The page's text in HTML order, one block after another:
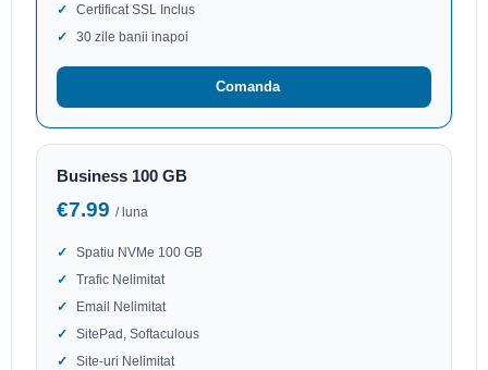
Certificat SSL Inclus
30 zile banii inapoi
Comanda
Business 100 GB
€7.99 / luna
Spatiu NVMe 100 GB
Trafic Nelimitat
Email Nelimitat
SitePad, Softaculous
Site-uri Nelimitat